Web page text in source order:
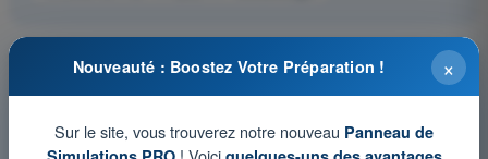
×
Nouveauté : Boostez Votre Préparation !
Sur le site, vous trouverez notre nouveau Panneau de